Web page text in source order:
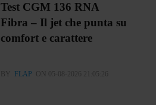
Test CGM 136 RNA
Fibra – Il jet che punta su
comfort e carattere
BY FLAP ON 05-08-2026 21:05:26